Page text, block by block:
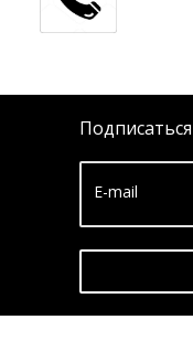
E-mail